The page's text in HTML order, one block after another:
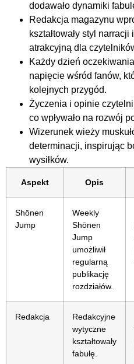
dodawało dynamiki
Redakcja magazynu
kształtowały styl
atrakcyjną dla
Każdy dzień
napięcie wśród fanów,
kolejnych przygód.
Życzenia i opinie
co wpływało na rozwój
Wizerunek wieży
determinacji, inspirując
wysiłków.
Aspekt Opis
Shōnen
Jump
Weekly
Shōnen
Jump
umożliwił
regularną
publikację
rozdziałów.
Redakcja
Redakcyjne
wytyczne
kształtowały
fabułę.